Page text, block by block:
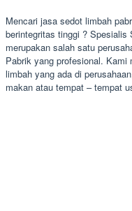
Mencari jasa sedot limbah
berintegritas tinggi ? Spesialis
merupakan salah satu
Pabrik yang profesional.
limbah yang ada di
makan atau tempat – tempat